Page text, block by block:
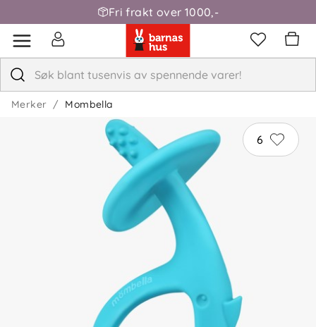
Fri frakt over 1000,-
Merker Mombella
6